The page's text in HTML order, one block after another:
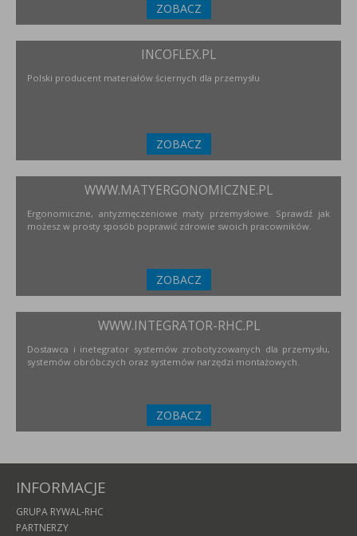
ZOBACZ
INCOFLEX.PL
Polski producent materiałów ściernych dla przemysłu
ZOBACZ
WWW.MATYERGONOMICZNE.PL
Ergonomiczne, antyzmęczeniowe maty przemysłowe. Sprawdź jak
możesz w prosty sposób poprawić zdrowie swoich pracowników.
ZOBACZ
WWW.INTEGRATOR-RHC.PL
Dostawca i inetegrator systemów zrobotyzowanych dla przemysłu,
systemów obróbczych oraz systemów narzędzi montażowych.
ZOBACZ
INFORMACJE
GRUPA RYWAL-RHC
PARTNERZY